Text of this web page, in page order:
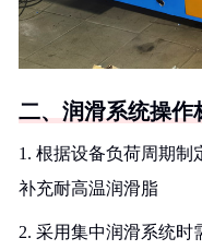
二、润滑系统操作
1. 根据设备负荷周期制
补充耐高温润滑脂
2. 采用集中润滑系统时